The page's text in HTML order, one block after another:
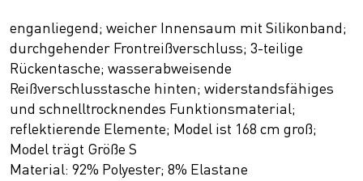
enganliegend; weicher Innensaum mit Silikonband;
durchgehender Frontreißverschluss; 3-teilige
Rückentasche; wasserabweisende
Reißverschlusstasche hinten; widerstandsfähiges
und schnelltrocknendes Funktionsmaterial;
reflektierende Elemente; Model ist 168 cm groß;
Model trägt Größe S
Material: 92% Polyester; 8% Elastane